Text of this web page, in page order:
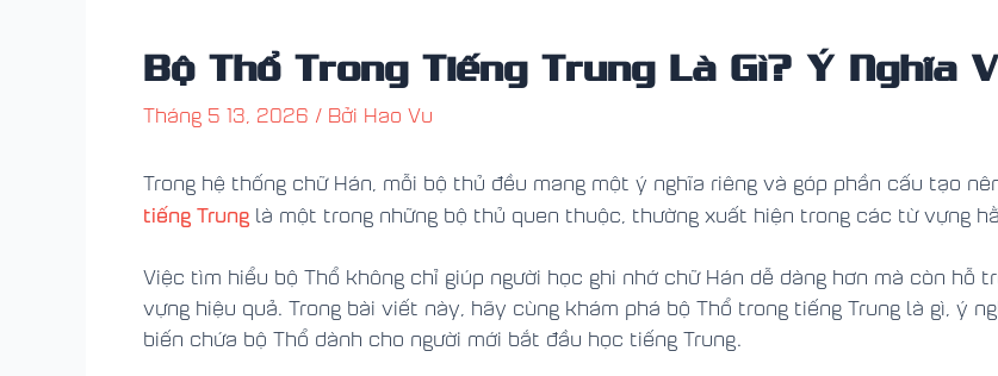
Bộ Thổ Trong Tiếng Trung Là Gì? Ý Nghĩa
Tháng 5 13, 2026 / Bởi Hao Vu
Trong hệ thống chữ Hán, mỗi bộ thủ đều mang một ý nghĩa riêng và góp phần cấu tạo
tiếng Trung là một trong những bộ thủ quen thuộc, thường xuất hiện trong các từ vựng
Việc tìm hiểu bộ Thổ không chỉ giúp người học ghi nhớ chữ Hán dễ dàng hơn mà còn hỗ
vựng hiệu quả. Trong bài viết này, hãy cùng khám phá bộ Thổ trong tiếng Trung là gì, ý
biến chứa bộ Thổ dành cho người mới bắt đầu học tiếng Trung.